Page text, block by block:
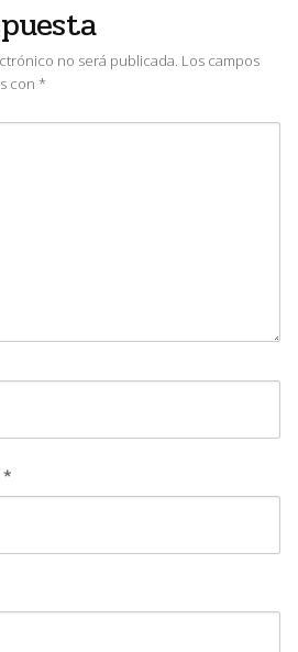
no será publicada. Los campos
con *
*